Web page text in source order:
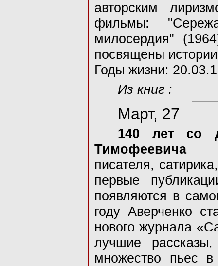
авторским
фильмы:
милосердия"
посвящены
Годы жизни:
Из книг :
Март, 27
140 лет со
Тимофеевича
писателя,
первые
появляются в
году Аверченко
нового журнала
лучшие
множество пьес